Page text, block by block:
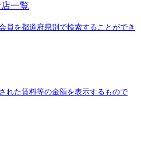
一覧
員を都道府県別で検索することができ
れた賃料等の金額を表示するもので